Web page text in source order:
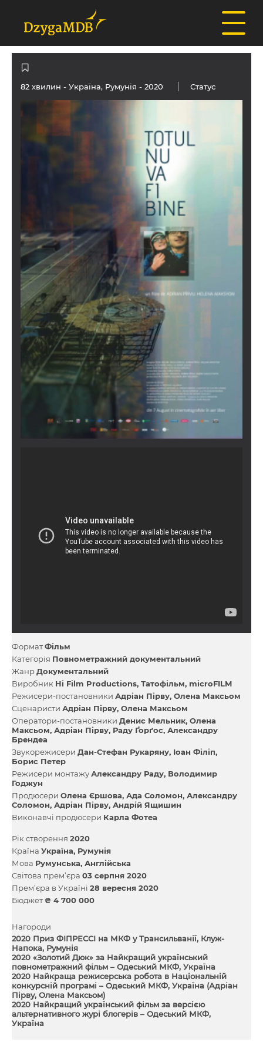
82 хвилин - Україна, Румунія - 2020 Статус
ФорматФільм
Категорія Повнометражний документальний
ЖанрДокументальний
Виробник Hi Film Productions Татофільм microFILM
Режисери-постановники Адріан Пірву Олена Максьом
Сценаристи Адріан Пірву Олена Максьом
Оператори-постановники Денис Мельник Олена
Максьом Адріан Пірву Раду Ґорґос Александру
Брендеа
Звукорежисери Дан-Стефан Рукаряну Іоан Філіп
Борис Петер
Режисери монтажуАлександру Раду Володимир
Годжун
Продюсери Олена Єршова Ада Соломон Александру
Соломон Адріан Пірву Андрій Ящишин
Виконавчі продюсери Карла Фотеа
Рік створення 2020
Країна Україна Румунія
Мова Румунська Англійська
Світова прем’єра 03 серпня 2020
Прем’єра в Україні 28 вересня 2020
Бюджет ₴ 4 700 000
Нагороди
2020 Приз ФІПРЕССІ на МКФ у Трансильванії, Клуж-
Напока, Румунія
2020 «Золотий Дюк» за Найкращий український
повнометражний фільм – Одеський МКФ, Україна
2020 Найкраща режисерська робота в Національній
конкурсній програмі – Одеський МКФ, Україна (Адріан
Пірву, Олена Максьом)
2020 Найкращий український фільм за версією
альтернативного журі блогерів – Одеський МКФ,
Україна